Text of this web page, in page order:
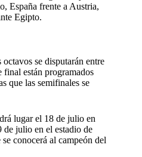
España frente a Austria,
Egipto.
se disputarán entre
están programados
que las semifinales se
lugar el 18 de julio en
julio en el estadio de
conocerá al campeón del